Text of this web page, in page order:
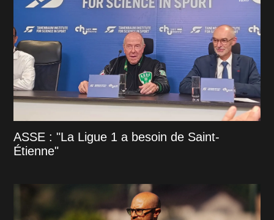
ASSE : "La Ligue 1 a besoin de Saint-
Étienne"